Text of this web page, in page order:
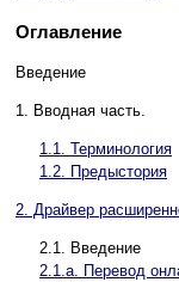
Оглавление
Введение
1. Вводная часть.
1.1. Терминология
1.2. Предыстория
2. Драйвер
2.1. Введение
2.1.а. Перевод